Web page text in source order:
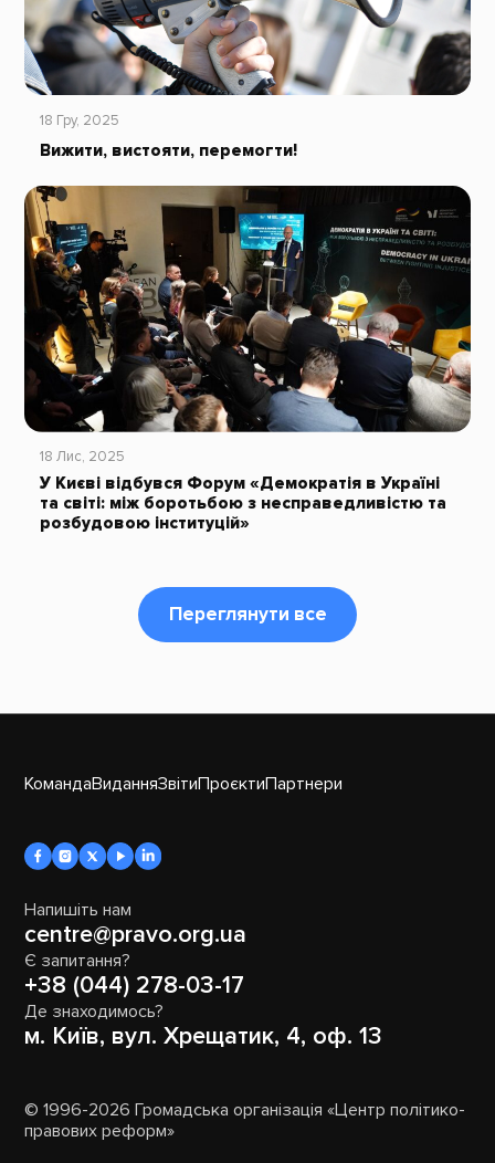
18 Гру, 2025
Вижити, вистояти, перемогти!
18 Лис, 2025
У Києві відбувся Форум «Демократія в Україні
та світі: між боротьбою з несправедливістю та
розбудовою інституцій»
Переглянути все
КомандаВиданняЗвітиПроєктиПартнери
Напишіть нам
centre@pravo.org.ua
Є запитання?
+38 (044) 278-03-17
Де знаходимось?
м. Київ, вул. Хрещатик, 4, оф. 13
© 1996-2026 Громадська організація «Центр політико-
правових реформ»